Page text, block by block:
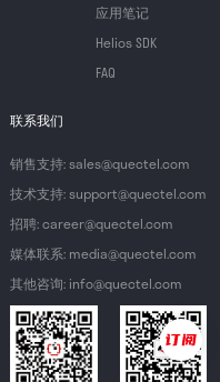
应用笔记
Helios SDK
FAQ
联系我们
销售支持: sales@quectel.com
技术支持: support@quectel.com
招聘: career@quectel.com
媒体联系: media@quectel.com
其他咨询: info@quectel.com